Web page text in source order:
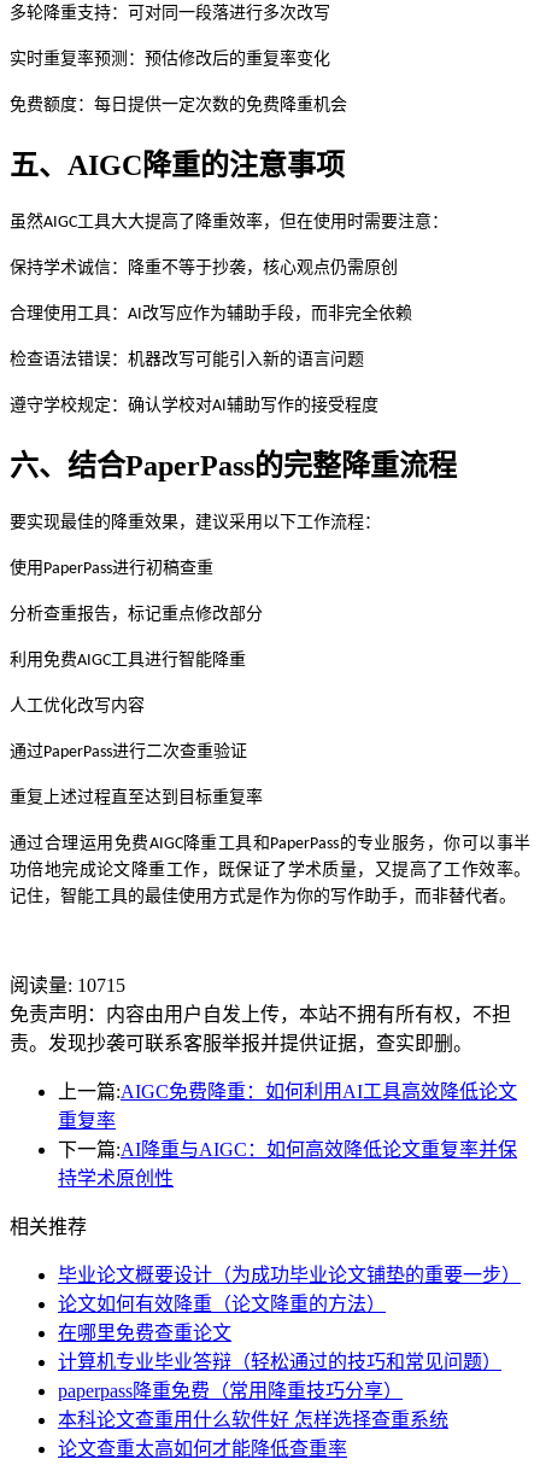
多轮降重支持：可对同一段落进行多次改写
实时重复率预测：预估修改后的重复率变化
免费额度：每日提供一定次数的免费降重机会
五、 AIGC降重的注意事项
虽然AIGC工具大大提高了降重效率，但在使用时需要注意：
保持学术诚信：降重不等于抄袭，核心观点仍需原创
合理使用工具： AI 改写应作为辅助手段，而非完全依赖
检查语法错误：机器改写可能引入新的语言问题
遵守学校规定：确认学校对AI 辅助写作的接受程度
六、结合PaperPass的完整降重流程
要实现最佳的降重效果，建议采用以下工作流程：
使用 PaperPass进行初稿查重
分析查重报告，标记重点修改部分
利用免费AIGC工具进行智能降重
人工优化改写内容
通过 PaperPass进行二次查重验证
重复上述过程直至达到目标重复率
通过合理运用免费AIGC降重工具和 PaperPass的专业服务，你可以事半
功倍地完成论文降重工作，既保证了学术质量，又提高了工作效率。
记住，智能工具的最佳使用方式是作为你的写作助手，而非替代者。
阅读量: 10715
免责声明：内容由用户自发上传，本站不拥有所有权，不担
责。发现抄袭可联系客服举报并提供证据，查实即删。
上一篇:AIGC免费降重：如何利用AI工具高效降低论文
重复率
下一篇:AI降重与AIGC：如何高效降低论文重复率并保
持学术原创性
相关推荐
毕业论文概要设计（为成功毕业论文铺垫的重要一步）
论文如何有效降重（论文降重的方法）
在哪里免费查重论文
计算机专业毕业答辩（轻松通过的技巧和常见问题）
paperpass降重免费（常用降重技巧分享）
本科论文查重用什么软件好 怎样选择查重系统
论文查重太高如何才能降低查重率